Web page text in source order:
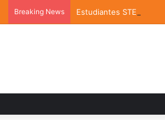
Breaking News Estudiantes STEM de